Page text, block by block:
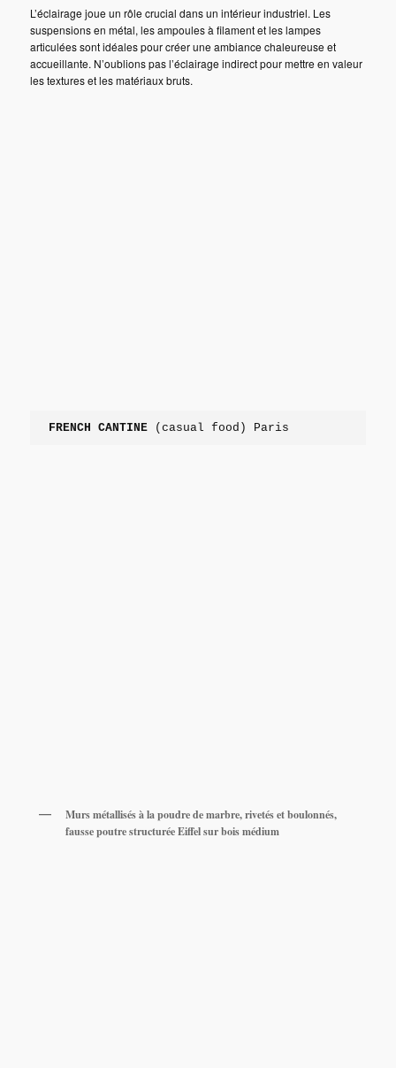
L’éclairage joue un rôle crucial dans un intérieur industriel. Les
suspensions en métal, les ampoules à filament et les lampes
articulées sont idéales pour créer une ambiance chaleureuse et
accueillante. N’oublions pas l’éclairage indirect pour mettre en valeur
les textures et les matériaux bruts.
FRENCH CANTINE (casual food) Paris
Murs métallisés à la poudre de marbre, rivetés et boulonnés,
fausse poutre structurée Eiffel sur bois médium